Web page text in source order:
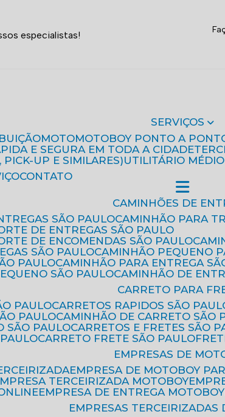
especialistas!
SERVIÇOS
MOTO
MOTOBOY PONTO A
E SEGURA EM TODA A CIDADE
PICK-UP E SIMILARES)
UTILITÁRIO
CONTATO
CAMINHÕES DE
SÃO PAULO
CAMINHÃO PARA
DE ENTREGAS SÃO PAULO
DE ENCOMENDAS SÃO PAULO
SÃO PAULO
CAMINHÃO PEQUENO
PAULO
CAMINHÃO PARA ENTREGA
SÃO PAULO
CAMINHÃO DE
CARRETO PARA
PAULO
CARRETOS RAPIDOS SÃO
PAULO
CAMINHÃO DE CARRETO SÃO
SÃO PAULO
CARRETOS E FRETES SÃO
CARRETO FRETE SÃO PAULO
EMPRESAS DE
EMPRESA DE MOTOBOY
EMPRESA TERCEIRIZADA MOTOBOY
EMPRESA DE ENTREGA MOTOBOY
EMPRESAS